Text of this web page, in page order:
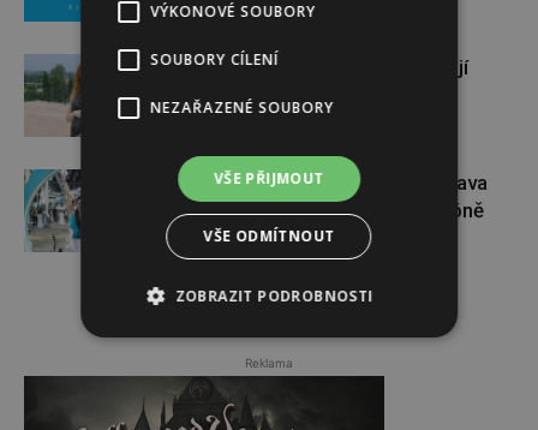
Gabriela Soukalová se nebojí
sportovat ani v těhotenství
Dopřejte si na Colours of Ostrava
pauzu plnou zážitků v IQOS zóně
Reklama
VÝKONOVÉ SOUBORY
SOUBORY CÍLENÍ
NEZAŘAZENÉ SOUBORY
VŠE PŘIJMOUT
VŠE ODMÍTNOUT
ZOBRAZIT PODROBNOSTI